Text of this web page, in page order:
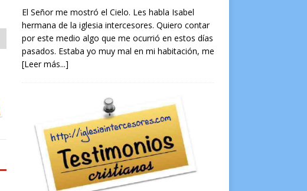
El Señor me mostró el Cielo. Les habla Isabel
hermana de la iglesia intercesores. Quiero contar
por este medio algo que me ocurrió en estos días
pasados. Estaba yo muy mal en mi habitación, me
[Leer más...]